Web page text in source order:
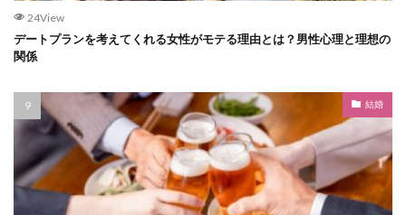
24View
デートプランを考えてくれる女性がモテる理由とは？男性心理と理想の
関係
結婚